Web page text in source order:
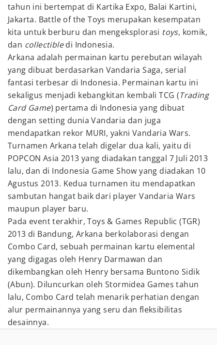
tahun ini bertempat di Kartika Expo, Balai Kartini,
Jakarta. Battle of the Toys merupakan kesempatan
kita untuk berburu dan mengeksplorasi toys, komik,
dan collectibledi Indonesia.
Arkana adalah permainan kartu perebutan wilayah
yang dibuat berdasarkan Vandaria Saga, serial
fantasi terbesar di Indonesia. Permainan kartu ini
sekaligus menjadi kebangkitan kembali TCG (Trading
Card Game) pertama di Indonesia yang dibuat
dengan setting dunia Vandaria dan juga
mendapatkan rekor MURI, yakni Vandaria Wars.
Turnamen Arkana telah digelar dua kali, yaitu di
POPCON Asia 2013 yang diadakan tanggal 7 Juli 2013
lalu, dan di Indonesia Game Show yang diadakan 10
Agustus 2013. Kedua turnamen itu mendapatkan
sambutan hangat baik dari player Vandaria Wars
maupun player baru.
Pada event terakhir, Toys & Games Republic (TGR)
2013 di Bandung, Arkana berkolaborasi dengan
Combo Card, sebuah permainan kartu elemental
yang digagas oleh Henry Darmawan dan
dikembangkan oleh Henry bersama Buntono Sidik
(Abun). Diluncurkan oleh Stormidea Games tahun
lalu, Combo Card telah menarik perhatian dengan
alur permainannya yang seru dan fleksibilitas
desainnya.